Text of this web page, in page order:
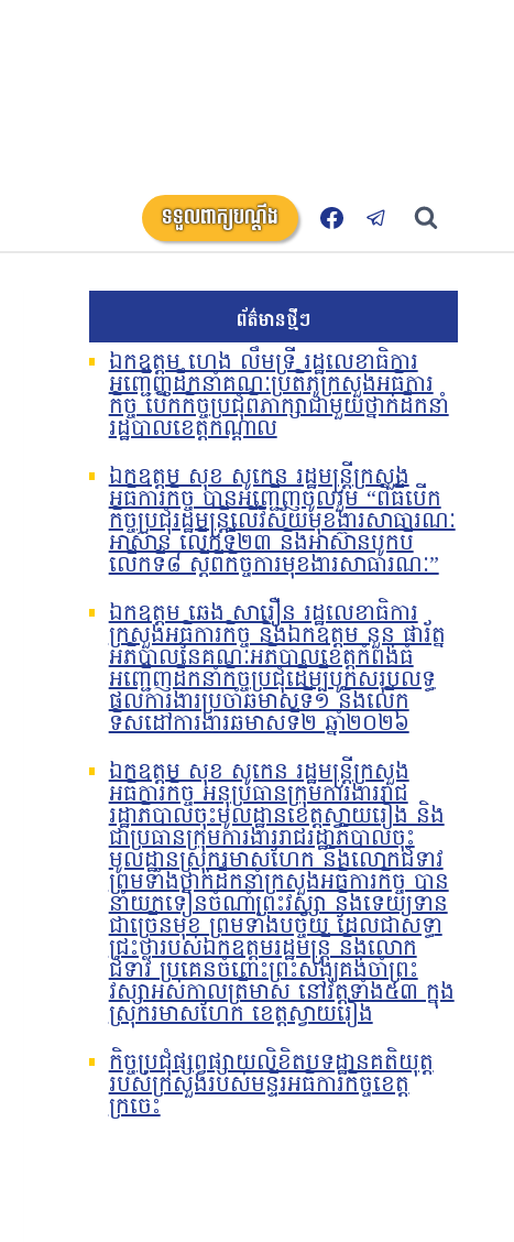
ទទួលពាក្យបណ្តឹង
ព័ត៌មានថ្មីៗ
ឯកឧត្តម ហេង លឹមទ្រី រដ្ឋលេខាធិការ
អញ្ជើញដឹកនាំគណៈប្រតិភូក្រសួងអធិការ
កិច្ច បើកកិច្ចប្រជុំពិភាក្សាជាមួយថ្នាក់ដឹកនាំ
រដ្ឋបាលខេត្តកណ្តាល
ឯកឧត្តម សុខ សូកេន រដ្ឋមន្រ្តីក្រសួង
អធិការកិច្ច បានអញ្ជើញចូលរួម “ពិធីបើក
កិច្ចប្រជុំរដ្ឋមន្ត្រីលើវិស័យមុខងារសាធារណៈ
អាស៊ាន លើកទី២៣ និងអាស៊ានបូកបី
លើកទី៨ ស្តីពីកិច្ចការមុខងារសាធារណៈ”
ឯកឧត្តម ឆេង សារឿន រដ្ឋលេខាធិការ
ក្រសួងអធិការកិច្ច និងឯកឧត្តម នួន ផារ័ត្ន
អភិបាលនៃគណៈអភិបាលខេត្តកំពង់ធំ
អញ្ជើញដឹកនាំកិច្ចប្រជុំដើម្បីបូកសរុបលទ្ធ
ផលការងារប្រចាំឆមាសទី១ និងលើក
ទិសដៅការងារឆមាសទី២ ឆ្នាំ២០២៦
ឯកឧត្តម សុខ សូកេន រដ្ឋមន្រ្តីក្រសួង
អធិការកិច្ច អនុប្រធានក្រុមការងាររាជ
រដ្ឋាភិបាលចុះមូលដ្ឋានខេត្តស្វាយរៀង និង
ជាប្រធានក្រុមការងាររាជរដ្ឋាភិបាលចុះ
មូលដ្ឋានស្រុករមាសហែក និងលោកជំទាវ
ព្រមទាំងថ្នាក់ដឹកនាំក្រសួងអធិការកិច្ច បាន
នាំយកទៀនចំណាំព្រះវស្សា និងទេយ្យទាន
ជាច្រើនមុខ ព្រមទាំងបច្ច័យ ដែលជាសទ្ធា
ជ្រះថ្លារបស់ឯកឧត្តមរដ្ឋមន្រ្តី និងលោក
ជំទាវ ប្រគេនចំពោះព្រះសង្ឃគង់ចាំព្រះ
វស្សាអស់កាលត្រីមាស នៅវត្តទាំង៥៣ ក្នុង
ស្រុករមាសហែក ខេត្តស្វាយរៀង
កិច្ចប្រជុំផ្សព្វផ្សាយលិខិតបទដ្ឋានគតិយុត្ត
របស់ក្រសួងរបស់មន្ទីរអធិការកិច្ចខេត្ត
ក្រចេះ